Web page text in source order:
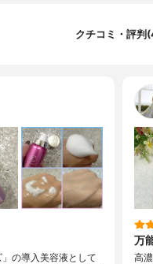
クチコミ・評判
の導入美容液として
万
高